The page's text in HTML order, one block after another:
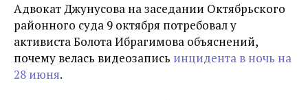
Адвокат Джунусова на заседании Октябрьского
районного суда 9 октября потребовал у
активиста Болота Ибрагимова объяснений,
почему велась видеозапись инцидента в ночь на
28 июня.